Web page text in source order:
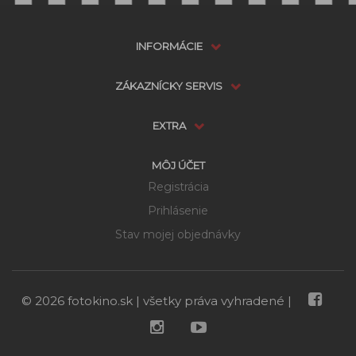
VYPREDANÉ možnosti doručenia
NEDOSTUPNÉ
POZRIEŤ PODOBNÉ
Cena s DPH:
INFORMÁCIE
ZÁKAZNÍCKY SERVIS
EXTRA
MÔJ ÚČET
Registrácia
Prihlásenie
Stav mojej objednávky
© 2026 fotokino.sk | všetky práva vyhradené |